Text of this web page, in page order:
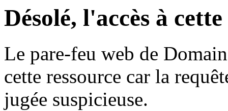
Désolé, l'accès à
Le pare-feu web de
cette ressource car la
jugée suspicieuse.